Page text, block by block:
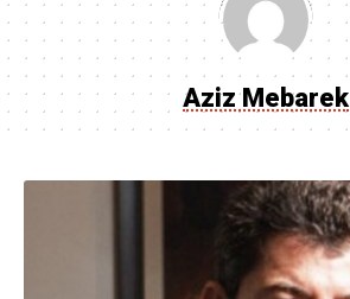
Aziz Mebarek